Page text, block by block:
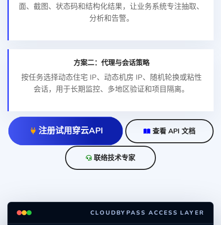
面、截图、状态码和结构化结果，让业务系统专注抽取、
分析和告警。
方案二：代理与会话策略
按任务选择动态住宅 IP、动态机房 IP、随机轮换或粘性
会话，用于长期监控、多地区验证和项目隔离。
注册试用穿云API 查看 API 文档
联络技术专家
CLOUDBYPASS ACCESS LAYER